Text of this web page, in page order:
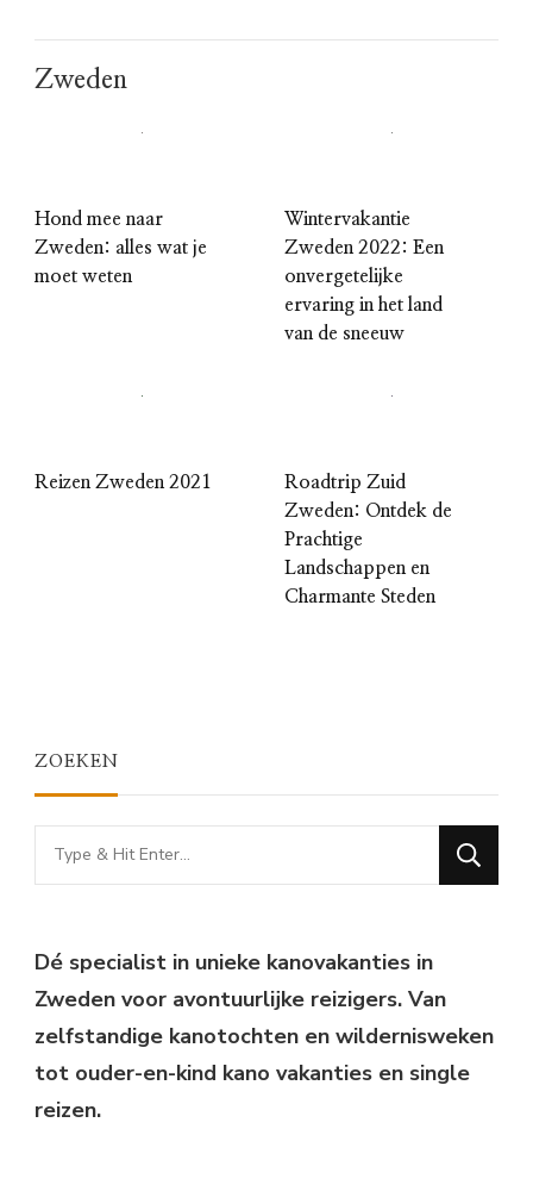
Zweden
Hond mee naar
Zweden: alles wat je
moet weten
Wintervakantie
Zweden 2022: Een
onvergetelijke
ervaring in het land
van de sneeuw
Reizen Zweden 2021
Roadtrip Zuid
Zweden: Ontdek de
Prachtige
Landschappen en
Charmante Steden
ZOEKEN
Looking
for
Dé specialist in unieke kanovakanties in
Zweden voor avontuurlijke reizigers. Van
zelfstandige kanotochten en wildernisweken
tot ouder-en-kind kano vakanties en single
reizen.